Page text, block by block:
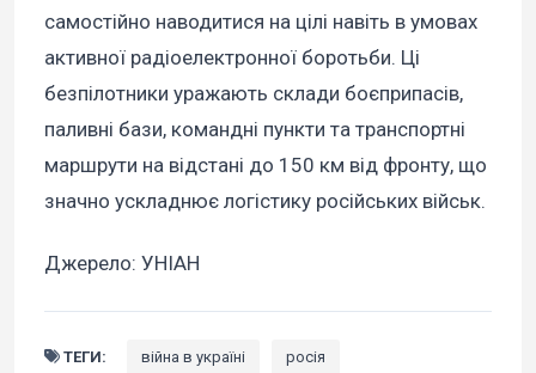
самостійно наводитися на цілі навіть в умовах
активної радіоелектронної боротьби. Ці
безпілотники уражають склади боєприпасів,
паливні бази, командні пункти та транспортні
маршрути на відстані до 150 км від фронту, що
значно ускладнює логістику російських військ.
Джерело: УНІАН
ТЕГИ: війна в україні росія